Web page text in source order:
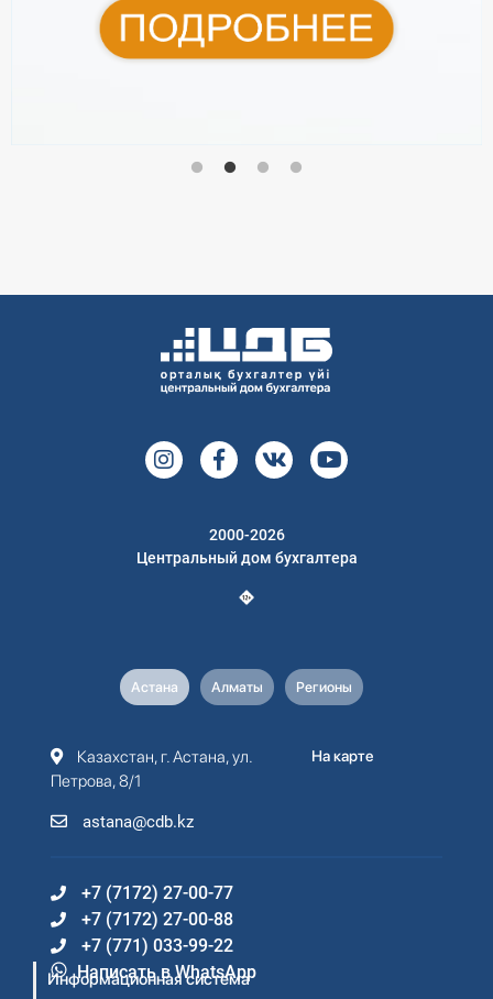
2000-2026
Центральный дом бухгалтера
Астана Алматы Регионы
Казахстан, г. Астана, ул.
Петрова, 8/1
astana@cdb.kz
На карте
+7 (7172) 27-00-77
+7 (7172) 27-00-88
+7 (771) 033-99-22
Написать в WhatsApp
Информационная система